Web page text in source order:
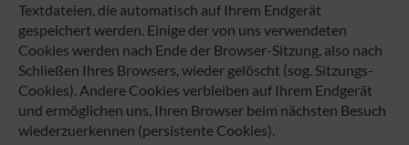
Textdateien, die automatisch auf Ihrem Endgerät
gespeichert werden. Einige der von uns verwendeten
Cookies werden nach Ende der Browser-Sitzung, also nach
Schließen Ihres Browsers, wieder gelöscht (sog. Sitzungs-
Cookies). Andere Cookies verbleiben auf Ihrem Endgerät
und ermöglichen uns, Ihren Browser beim nächsten Besuch
wiederzuerkennen (persistente Cookies).